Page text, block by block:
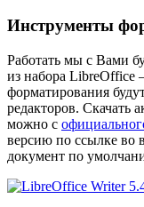
Инструменты
Работать мы с Вами
из набора LibreOffice
форматирования
редакторов. Скачать
можно с
версию по ссылке во
документ по